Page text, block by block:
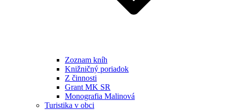
Zoznam kníh
Knižničný poriadok
Z činnosti
Grant MK SR
Monografia Malinová
Turistika v obci